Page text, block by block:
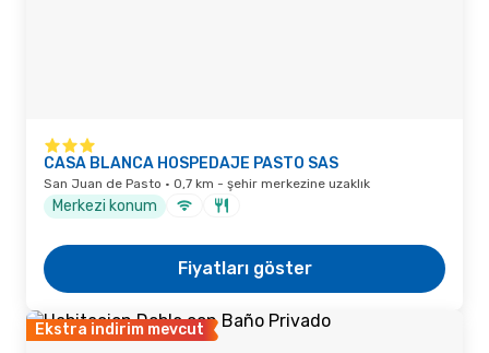
CASA BLANCA HOSPEDAJE PASTO SAS
San Juan de Pasto · 0,7 km - şehir merkezine uzaklık
Merkezi konum
Fiyatları göster
Ekstra indirim mevcut